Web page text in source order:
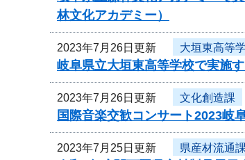
林文化アカデミー）
2023年7月26日更新 大垣東高等
岐阜県立大垣東高等学校で実施
2023年7月26日更新 文化創造課
国際音楽交歓コンサート2023岐
2023年7月25日更新 県産材流通課